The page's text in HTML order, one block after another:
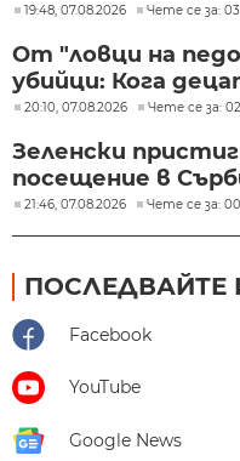
19:48, 07.08.2026 Чете се за:
От "ловци на
убийци: Кога
20:10, 07.08.2026 Чете се за:
Зеленски
посещение в
21:46, 07.08.2026 Чете се за:
ПОСЛЕДВАЙТЕ
Facebook
YouTube
Google News